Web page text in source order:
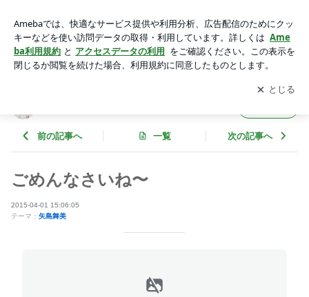
eba
アプリをダウンロードして ブログの更新通知
を受け取りまし
ょう。
開く
前の記事へ 一覧 次の記事へ
ごめんなさいね〜
2015-04-01 15:06:05
テーマ： 矢島舞美